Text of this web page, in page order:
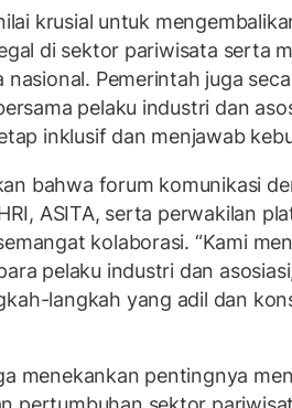
krusial untuk
di sektor pariwisata serta
nasional. Pemerintah juga
pelaku industri dan
inklusif dan menjawab
bahwa forum komunikasi
ASITA, serta perwakilan
kolaborasi. “Kami
pelaku industri dan
langkah yang adil dan
menekankan pentingnya